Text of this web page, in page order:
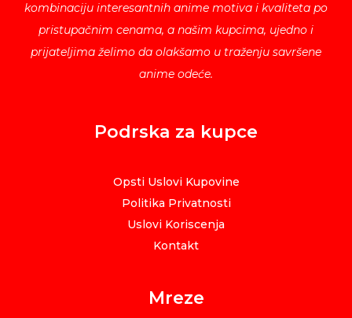
kombinaciju interesantnih anime motiva i kvaliteta po
pristupačnim cenama, a našim kupcima, ujedno i
prijateljima želimo da olakšamo u traženju savršene
anime odeće.
Podrska za kupce
Opsti Uslovi Kupovine
Politika Privatnosti
Uslovi Koriscenja
Kontakt
Mreze